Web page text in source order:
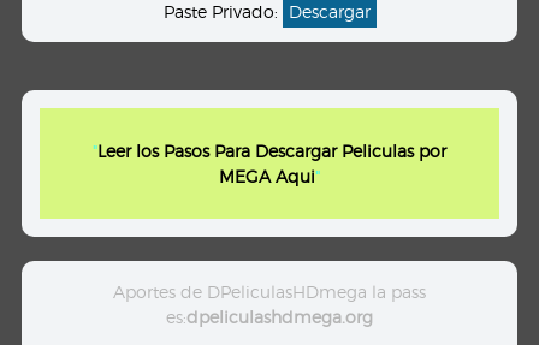
Paste Privado: Descargar
"Leer los Pasos Para Descargar Peliculas por
MEGA Aqui"
Aportes de DPeliculasHDmega la pass
es:dpeliculashdmega.org